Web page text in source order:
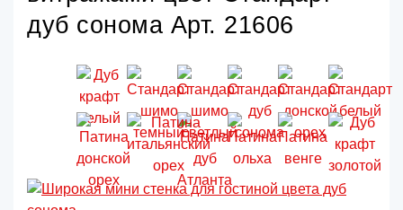
дуб сонома Арт. 21606